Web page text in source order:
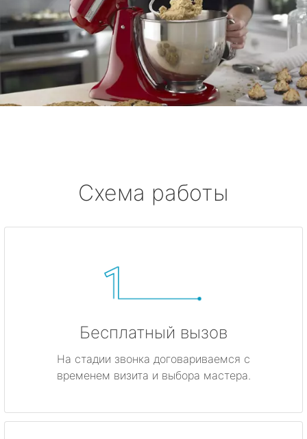
Схема работы
Бесплатный вызов
На стадии звонка договариваемся с
временем визита и выбора мастера.